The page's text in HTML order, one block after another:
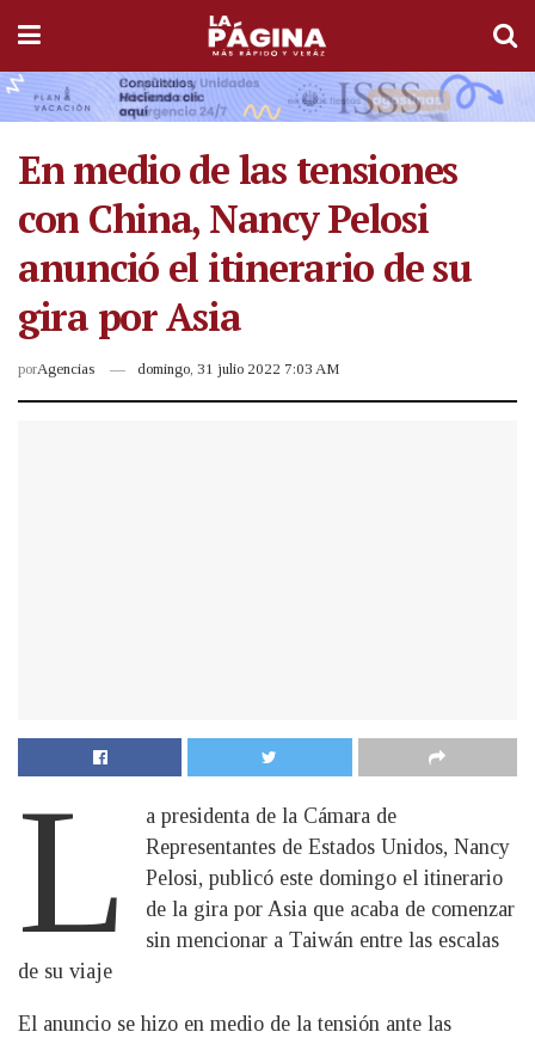
En medio de las tensiones
con China, Nancy Pelosi
anunció el itinerario de su
gira por Asia
porAgencias domingo, 31 julio 2022 7:03 AM
L
a presidenta de la Cámara de
Representantes de Estados Unidos, Nancy
Pelosi, publicó este domingo el itinerario
de la gira por Asia que acaba de comenzar
sin mencionar a Taiwán entre las escalas
de su viaje
El anuncio se hizo en medio de la tensión ante las